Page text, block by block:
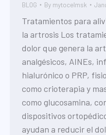
BLOG By mytocelmsk
Tratamientos para
la artrosis Los
dolor que genera la
analgésicos, AINEs,
hialurónico o PRP,
como crioterapia y
como glucosamina,
dispositivos
ayudan a reducir el